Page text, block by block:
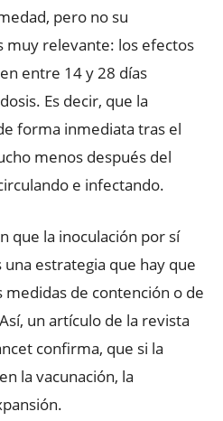
pero no su
muy relevante: los efectos
entre 14 y 28 días
Es decir, que la
forma inmediata tras el
menos después del
e infectando.
que la inoculación por sí
una estrategia que hay que
medidas de contención o de
un artículo de la revista
confirma, que si la
la vacunación, la